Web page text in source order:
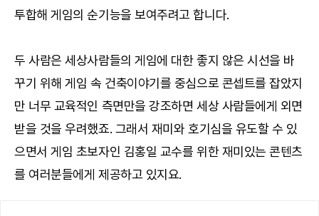
투합해 게임의 순기능을 보여주려고 합니다.
두 사람은 세상사람들의 게임에 대한 좋지 않은 시선을 바
꾸기 위해 게임 속 건축이야기를 중심으로 콘셉트를 잡았지
만 너무 교육적인 측면만을 강조하면 세상 사람들에게 외면
받을 것을 우려했죠. 그래서 재미와 호기심을 유도할 수 있
으면서 게임 초보자인 김홍일 교수를 위한 재미있는 콘텐츠
를 여러분들에게 제공하고 있지요.